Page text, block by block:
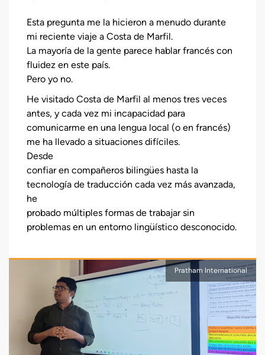
Esta pregunta me la hicieron a menudo durante
mi reciente viaje a Costa de Marfil.
La mayoría de la gente parece hablar francés con
fluidez en este país.
Pero yo no.
He visitado Costa de Marfil al menos tres veces
antes, y cada vez mi incapacidad para
comunicarme en una lengua local (o en francés)
me ha llevado a situaciones difíciles.
Desde
confiar en compañeros bilingües hasta la
tecnología de traducción cada vez más avanzada,
he
probado múltiples formas de trabajar sin
problemas en un entorno lingüístico desconocido.
Pratham International